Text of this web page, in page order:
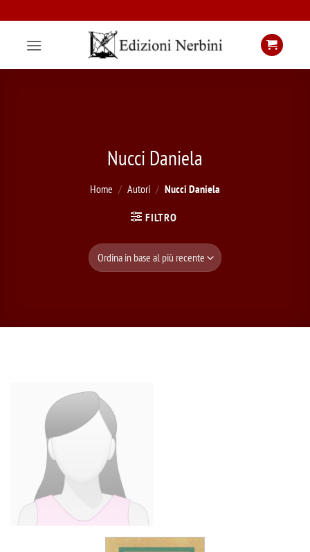
ai
contenuti
Nucci Daniela
Home / Autori / Nucci Daniela
FILTRO